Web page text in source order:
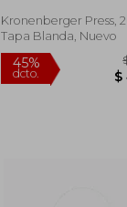
Kronenberger Press,
Tapa Blanda, Nuevo